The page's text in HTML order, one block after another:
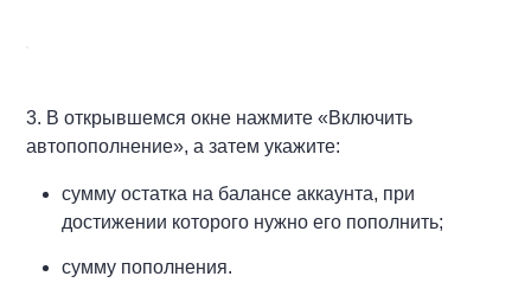
3. В открывшемся окне нажмите «Включить
автопополнение», а затем укажите:
сумму остатка на балансе аккаунта, при
достижении которого нужно его пополнить;
сумму пополнения.